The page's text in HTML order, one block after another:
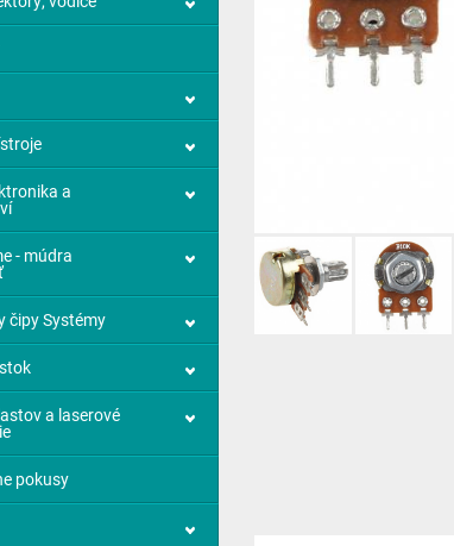
a
- múdra
čipy Systémy
a laserové
pokusy